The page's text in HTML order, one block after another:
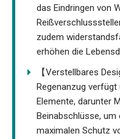
das Eindringen von
zudem
erhöhen die
【Verstellbares
Regenanzug
Elemente, darunter
Beinabschlüsse,
maximalen Schutz